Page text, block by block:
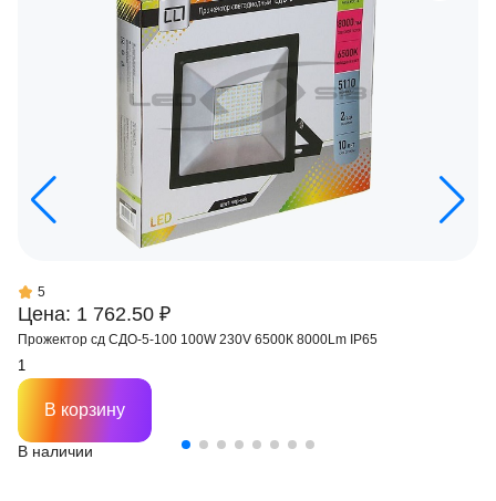
Цена: 1 762.50 ₽
5
Прожектор сд СДО-5-100 100W 230V 6500К 8000Lm IP65
В наличии
В корзину